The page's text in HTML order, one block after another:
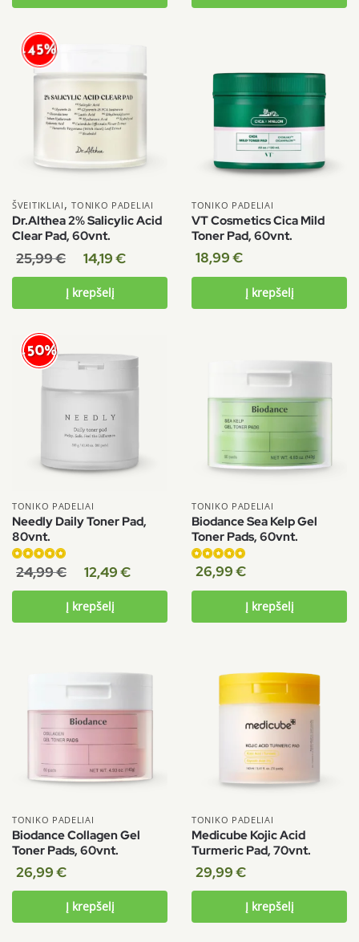
-45%
ŠVEITIKLIAI ,TONIKO PADELIAI
Dr.Althea 2% Salicylic Acid
Clear Pad, 60vnt.
25,99€ 14,19€
Į krepšelį
TONIKO PADELIAI
VT Cosmetics Cica Mild
Toner Pad, 60vnt.
18,99€
Į krepšelį
-50%
TONIKO PADELIAI
Needly Daily Toner Pad,
80vnt.
Įvertinimas:
24,99€ 12,49€
Į krepšelį
TONIKO PADELIAI
Biodance Sea Kelp Gel
Toner Pads, 60vnt.
Įvertinimas:
26,99€
Į krepšelį
TONIKO PADELIAI
Biodance Collagen Gel
Toner Pads, 60vnt.
26,99€
Į krepšelį
TONIKO PADELIAI
Medicube Kojic Acid
Turmeric Pad, 70vnt.
29,99€
Į krepšelį